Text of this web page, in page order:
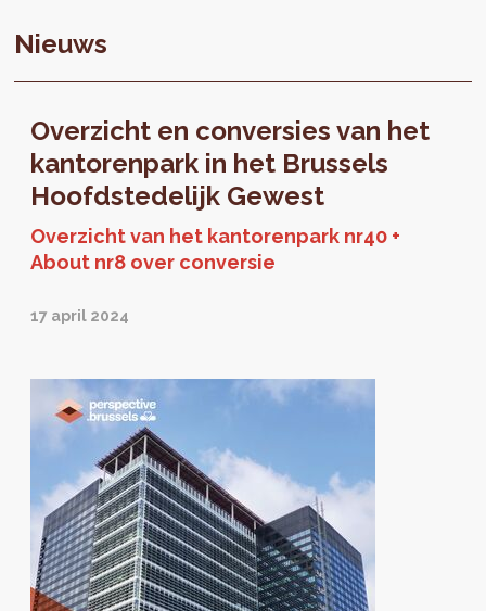
Nieuws
Overzicht en conversies van het
kantorenpark in het Brussels
Hoofdstedelijk Gewest
Overzicht van het kantorenpark nr40 +
About nr8 over conversie
17 april 2024